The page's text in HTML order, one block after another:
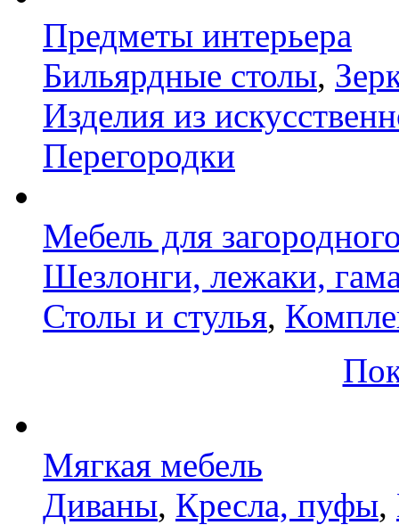
Предметы интерьера
Бильярдные столы,
Изделия из
Перегородки
Мебель для
Шезлонги, лежаки,
Столы и стулья,
Мягкая мебель
Диваны, Кресла, пуфы,